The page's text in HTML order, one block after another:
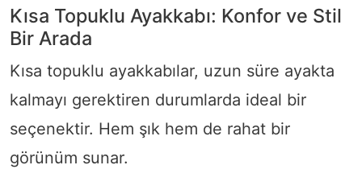
Kısa Topuklu Ayakkabı: Konfor ve Stil
Bir Arada
Kısa topuklu ayakkabılar, uzun süre ayakta
kalmayı gerektiren durumlarda ideal bir
seçenektir. Hem şık hem de rahat bir
görünüm sunar.